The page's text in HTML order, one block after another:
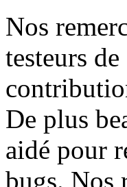
Nos
testeurs
De plus
aidé pour
bugs. Nos